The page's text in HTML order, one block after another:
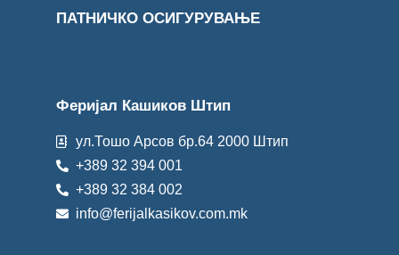
ПАТНИЧКО ОСИГУРУВАЊЕ
Феријал Кашиков Штип
ул.Тошо Арсов бр.64 2000 Штип
+389 32 394 001
+389 32 384 002
info@ferijalkasikov.com.mk